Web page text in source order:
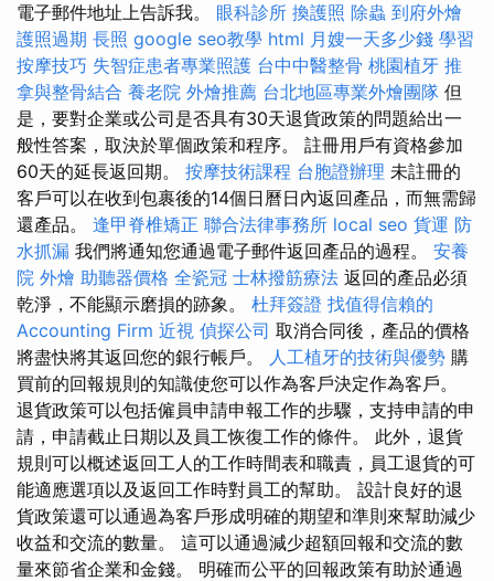
電子郵件地址上告訴我。 眼科診所 換護照 除蟲 到府外燴
護照過期 長照 google seo教學 html 月嫂一天多少錢 學習
按摩技巧 失智症患者專業照護 台中中醫整骨 桃園植牙 推
拿與整骨結合 養老院 外燴推薦 台北地區專業外燴團隊 但
是，要對企業或公司是否具有30天退貨政策的問題給出一
般性答案，取決於單個政策和程序。 註冊用戶有資格參加
60天的延長返回期。 按摩技術課程 台胞證辦理 未註冊的
客戶可以在收到包裹後的14個日曆日內返回產品，而無需歸
還產品。 逢甲脊椎矯正 聯合法律事務所 local seo 貨運 防
水抓漏 我們將通知您通過電子郵件返回產品的過程。 安養
院 外燴 助聽器價格 全瓷冠 士林撥筋療法 返回的產品必須
乾淨，不能顯示磨損的跡象。 杜拜簽證 找值得信賴的
Accounting Firm 近視 偵探公司 取消合同後，產品的價格
將盡快將其返回您的銀行帳戶。 人工植牙的技術與優勢 購
買前的回報規則的知識使您可以作為客戶決定作為客戶。
退貨政策可以包括僱員申請申報工作的步驟，支持申請的申
請，申請截止日期以及員工恢復工作的條件。 此外，退貨
規則可以概述返回工人的工作時間表和職責，員工退貨的可
能適應選項以及返回工作時對員工的幫助。 設計良好的退
貨政策還可以通過為客戶形成明確的期望和準則來幫助減少
收益和交流的數量。 這可以通過減少超額回報和交流的數
量來節省企業和金錢。 明確而公平的回報政策有助於通過